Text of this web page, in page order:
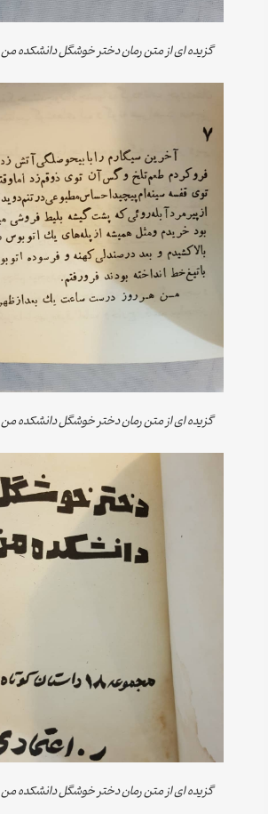
گزیده ای از متن رمان دختر خوشگل دانشکده من
گزیده ای از متن رمان دختر خوشگل دانشکده من
گزیده ای از متن رمان دختر خوشگل دانشکده من